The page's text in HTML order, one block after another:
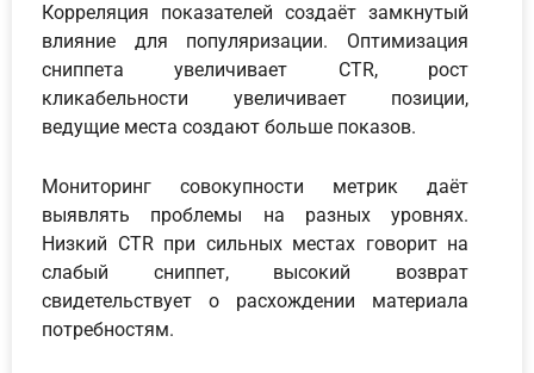
Корреляция показателей создаёт замкнутый
влияние для популяризации. Оптимизация
сниппета увеличивает CTR, рост
кликабельности увеличивает позиции,
ведущие места создают больше показов.
Мониторинг совокупности метрик даёт
выявлять проблемы на разных уровнях.
Низкий CTR при сильных местах говорит на
слабый сниппет, высокий возврат
свидетельствует о расхождении материала
потребностям.